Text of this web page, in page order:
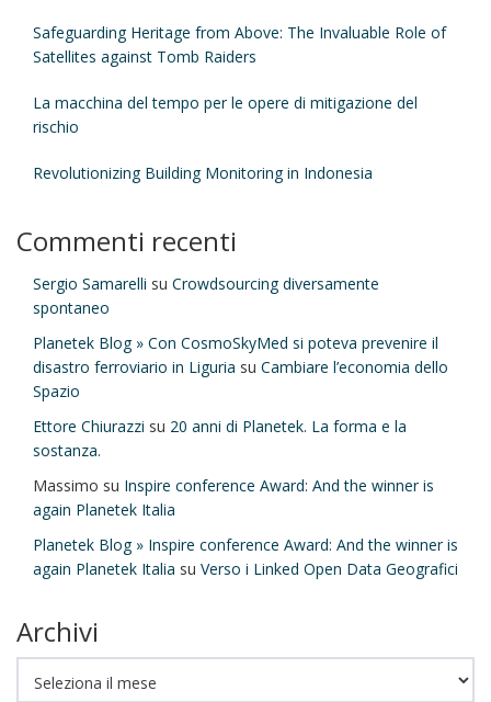
Safeguarding Heritage from Above: The Invaluable Role of
Satellites against Tomb Raiders
La macchina del tempo per le opere di mitigazione del
rischio
Revolutionizing Building Monitoring in Indonesia
Commenti recenti
Sergio Samarelli su Crowdsourcing diversamente
spontaneo
Planetek Blog » Con CosmoSkyMed si poteva prevenire il
disastro ferroviario in Liguria su Cambiare l’economia dello
Spazio
Ettore Chiurazzi su 20 anni di Planetek. La forma e la
sostanza.
Massimo su Inspire conference Award: And the winner is
again Planetek Italia
Planetek Blog » Inspire conference Award: And the winner is
again Planetek Italia su Verso i Linked Open Data Geografici
Archivi